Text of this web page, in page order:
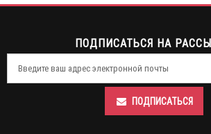
ПОДПИСАТЬСЯ НА
ПОДПИСАТЬСЯ